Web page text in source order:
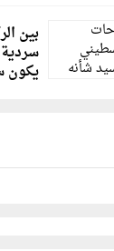
بين
يكون